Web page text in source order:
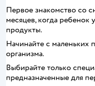
Первое знакомство со
месяцев, когда ребенок
продукты.
Начинайте с маленьких
организма.
Выбирайте только
предназначенные для